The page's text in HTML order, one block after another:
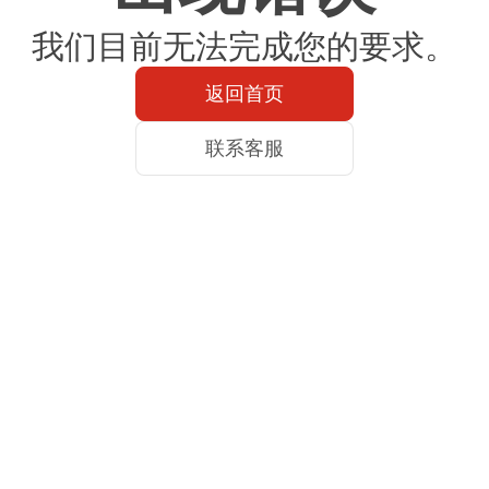
我们目前无法完成您的要求。
返回首页
联系客服